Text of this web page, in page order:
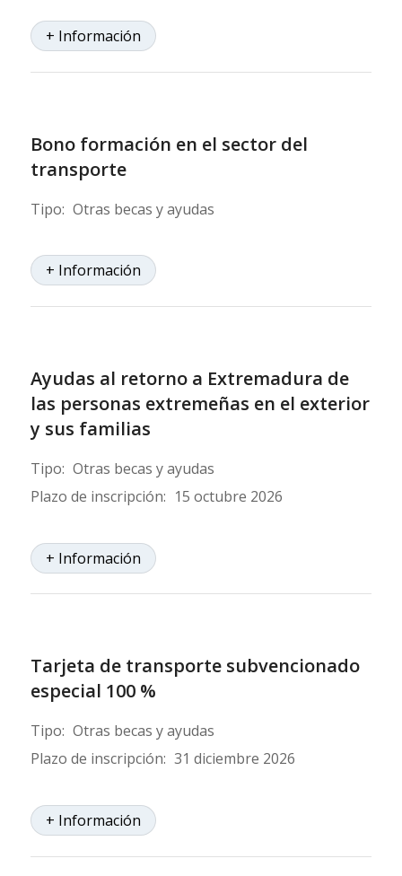
+ Información
Bono formación en el sector del
transporte
Tipo: Otras becas y ayudas
+ Información
Ayudas al retorno a Extremadura de
las personas extremeñas en el exterior
y sus familias
Tipo: Otras becas y ayudas
Plazo de inscripción: 15 octubre 2026
+ Información
Tarjeta de transporte subvencionado
especial 100 %
Tipo: Otras becas y ayudas
Plazo de inscripción: 31 diciembre 2026
+ Información